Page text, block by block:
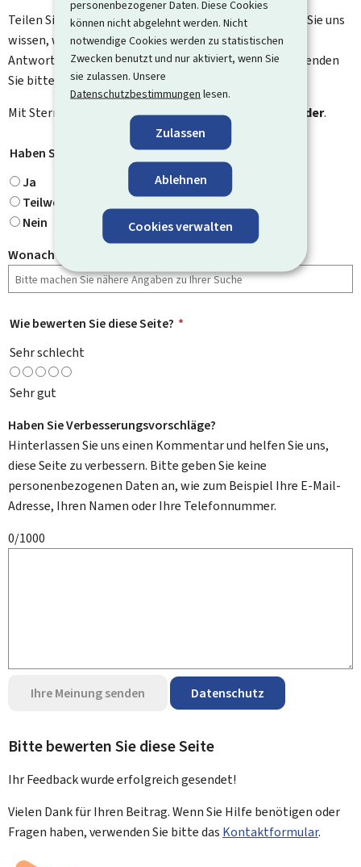
personenbezogener Daten. Diese Cookies
können nicht abgelehnt werden. Nicht
notwendige Cookies werden zu statistischen
Zwecken benutzt und nur aktiviert, wenn Sie
sie zulassen. Unsere
Datenschutzbestimmungen lesen.
Zulassen
Ablehnen
Cookies verwalten
Teilen Sie uns Ihre Meinung zu dieser Seite mit. Lassen Sie uns
wissen, was wir verbessern können. Sie erhalten keine
Antwort auf Ihr Feedback. Für spezifische Fragen verwenden
Sie bitte das Kontaktformular.
Mit Stern gekennzeichnete Felder ( * ) sind Pflichtfelder.
Haben Sie gefunden, wonach Sie gesucht haben?
Ja
Teilweise
Nein
Wonach haben Sie gesucht?
Wie bewerten Sie diese Seite? *
Sehr schlecht
Sehr gut
Haben Sie Verbesserungsvorschläge?
Hinterlassen Sie uns einen Kommentar und helfen Sie uns,
diese Seite zu verbessern. Bitte geben Sie keine
personenbezogenen Daten an, wie zum Beispiel Ihre E-Mail-
Adresse, Ihren Namen oder Ihre Telefonnummer.
0/1000
Ihre Meinung senden Datenschutz
Bitte bewerten Sie diese Seite
Ihr Feedback wurdeerfolgreichgesendet!
Vielen Dank für Ihren Beitrag. Wenn Sie Hilfe benötigen oder
Fragen haben, verwenden Sie bitte das Kontaktformular.